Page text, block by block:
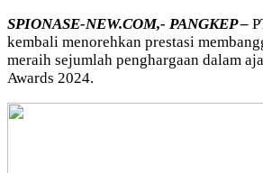
SPIONASE-NEW.COM,- PANGKEP –
kembali menorehkan prestasi
meraih sejumlah penghargaan dalam
Awards 2024.